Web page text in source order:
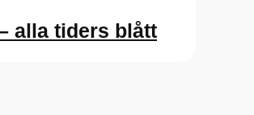
alla tiders blått